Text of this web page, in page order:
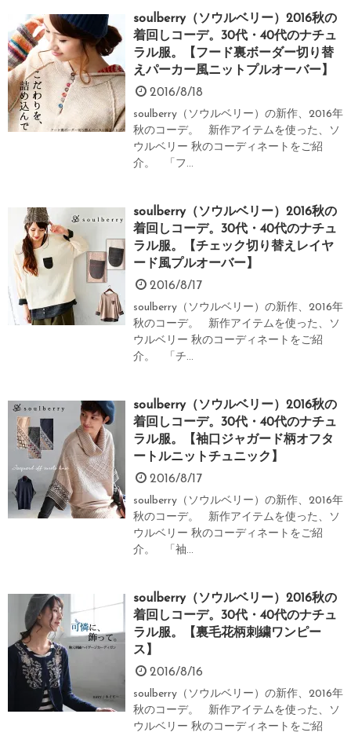
soulberry（ソウルベリー）2016秋の
着回しコーデ。30代・40代のナチュ
ラル服。【フード裏ボーダー切り替
えパーカー風ニットプルオーバー】
2016/8/18
soulberry（ソウルベリー）の新作、2016年
秋のコーデ。 新作アイテムを使った、ソ
ウルベリー 秋のコーディネートをご紹
介。 「フ...
soulberry（ソウルベリー）2016秋の
着回しコーデ。30代・40代のナチュ
ラル服。【チェック切り替えレイヤ
ード風プルオーバー】
2016/8/17
soulberry（ソウルベリー）の新作、2016年
秋のコーデ。 新作アイテムを使った、ソ
ウルベリー 秋のコーディネートをご紹
介。 「チ...
soulberry（ソウルベリー）2016秋の
着回しコーデ。30代・40代のナチュ
ラル服。【袖口ジャガード柄オフタ
ートルニットチュニック】
2016/8/17
soulberry（ソウルベリー）の新作、2016年
秋のコーデ。 新作アイテムを使った、ソ
ウルベリー 秋のコーディネートをご紹
介。 「袖...
soulberry（ソウルベリー）2016秋の
着回しコーデ。30代・40代のナチュ
ラル服。【裏毛花柄刺繍ワンピー
ス】
2016/8/16
soulberry（ソウルベリー）の新作、2016年
秋のコーデ。 新作アイテムを使った、ソ
ウルベリー 秋のコーディネートをご紹